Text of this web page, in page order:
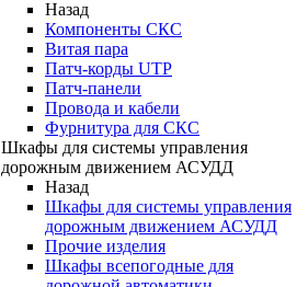
Назад
Компоненты СКС
Витая пара
Патч-корды UTP
Патч-панели
Провода и кабели
Фурнитура для СКС
Шкафы для системы управления
дорожным движением АСУДД
Назад
Шкафы для системы управления
дорожным движением АСУДД
Прочие изделия
Шкафы всепогодные для